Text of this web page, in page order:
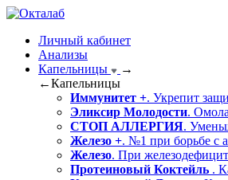
Личный кабинет
Анализы
Капельницы
→
←Капельницы
Иммунитет +. Укрепит
Эликсир Молодости.
СТОП АЛЛЕРГИЯ.
Железо +. №1 при борьбе с
Железо. При
Протеиновый Коктейль .